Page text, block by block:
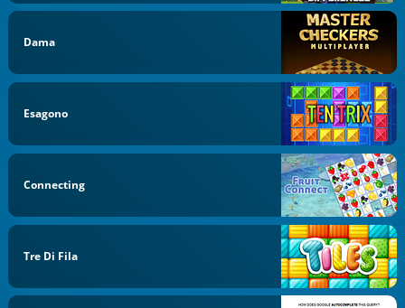
Dama
Esagono
Connecting
Tre Di Fila